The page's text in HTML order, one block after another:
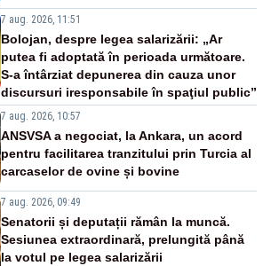
7 aug. 2026, 11:51
Bolojan, despre legea salarizării: „Ar
putea fi adoptată în perioada următoare.
S-a întârziat depunerea din cauza unor
discursuri iresponsabile în spaţiul public”
7 aug. 2026, 10:57
ANSVSA a negociat, la Ankara, un acord
pentru facilitarea tranzitului prin Turcia al
carcaselor de ovine și bovine
7 aug. 2026, 09:49
Senatorii și deputații rămân la muncă.
Sesiunea extraordinară, prelungită până
la votul pe legea salarizării